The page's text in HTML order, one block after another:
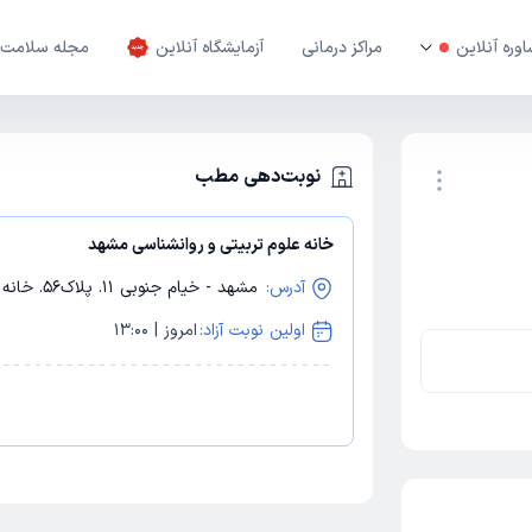
آنلاین مراکز درمانی آزمایشگاه آنلاین مجله سلامت
نوبت‌دهی مطب
خانه علوم تربیتی و روانشناسی مشهد
آدرس: مشهد - خیام جنوبی 11. پلاک56. خانه علوم تربیتی و روانشناسی مشهد
اولین نوبت آزاد:امروز | 13:00